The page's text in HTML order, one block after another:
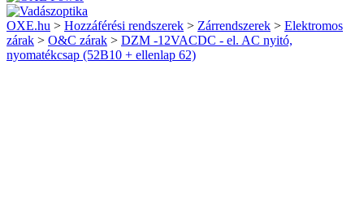
OXE.hu > Hozzáférési rendszerek > Zárrendszerek > Elektromos
zárak > O&C zárak > DZM -12VACDC - el. AC nyitó,
nyomatékcsap (52B10 + ellenlap 62)